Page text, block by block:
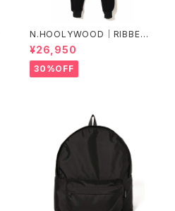
N.HOOLYWOOD｜RIBBED P
ANTS ｜2241-CP05-098 p
eg
¥26,950
30%OFF